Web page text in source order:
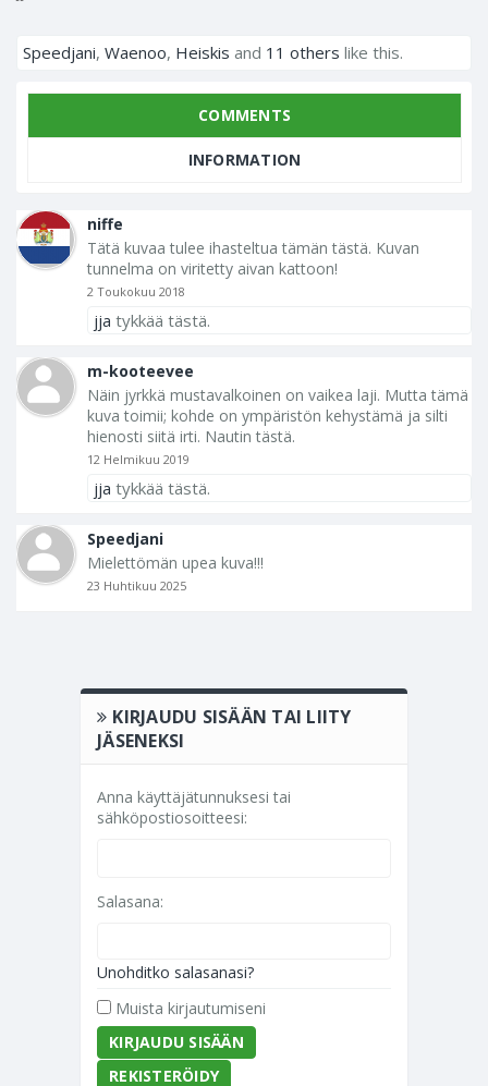
Speedjani, Waenoo, Heiskis and 11 others like this.
COMMENTS
INFORMATION
niffe
Tätä kuvaa tulee ihasteltua tämän tästä. Kuvan
tunnelma on viritetty aivan kattoon!
2 Toukokuu 2018
jja tykkää tästä.
m-kooteevee
Näin jyrkkä mustavalkoinen on vaikea laji. Mutta tämä
kuva toimii; kohde on ympäristön kehystämä ja silti
hienosti siitä irti. Nautin tästä.
12 Helmikuu 2019
jja tykkää tästä.
Speedjani
Mielettömän upea kuva!!!
23 Huhtikuu 2025
KIRJAUDU SISÄÄN TAI LIITY
JÄSENEKSI
Anna käyttäjätunnuksesi tai
sähköpostiosoitteesi:
Salasana:
Unohditko salasanasi?
Muista kirjautumiseni
REKISTERÖIDY